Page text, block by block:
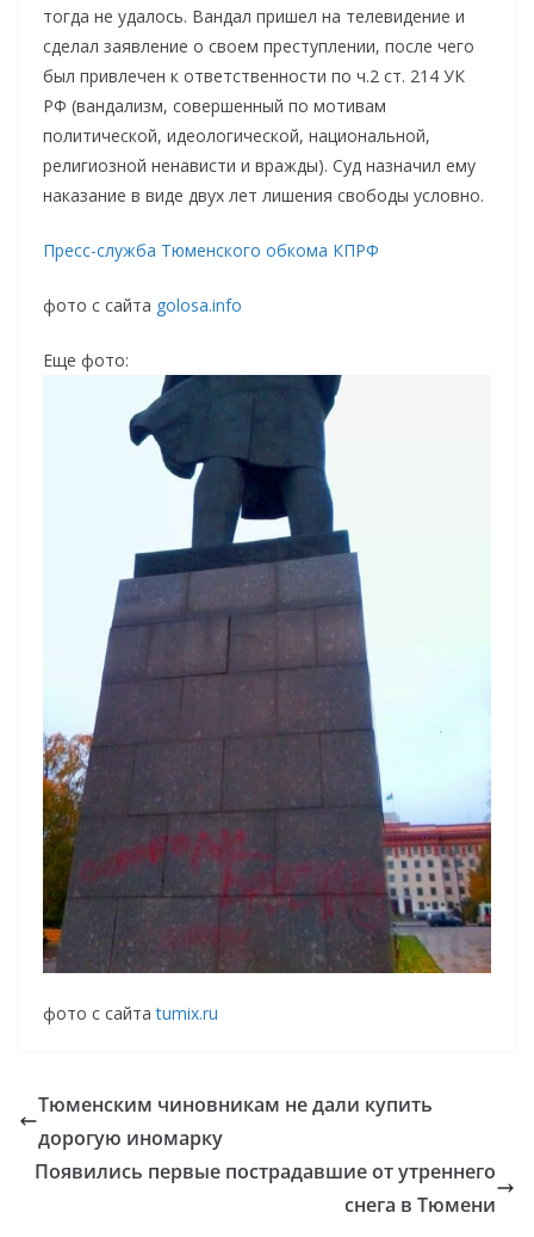
тогда не удалось. Вандал пришел на телевидение и
сделал заявление о своем преступлении, после чего
был привлечен к ответственности по ч.2 ст. 214 УК
РФ (вандализм, совершенный по мотивам
политической, идеологической, национальной,
религиозной ненависти и вражды). Суд назначил ему
наказание в виде двух лет лишения свободы условно.
Пресс-служба Тюменского обкома КПРФ
фото с сайта golosa.info
Еще фото:
фото с сайтаtumix.ru
Тюменским чиновникам не дали купить
дорогую иномарку
Появились первые пострадавшие от утреннего
снега в Тюмени